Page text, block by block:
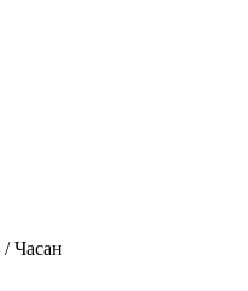
/ Часан